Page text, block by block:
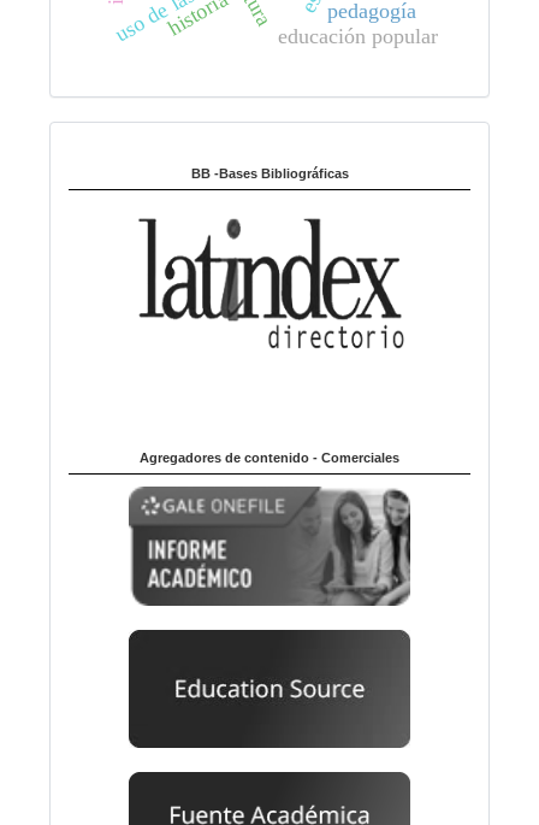
pedagogía
educación popular
historia
BB -Bases Bibliográficas
Agregadores de contenido - Comerciales